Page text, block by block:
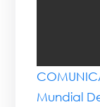
Mundial